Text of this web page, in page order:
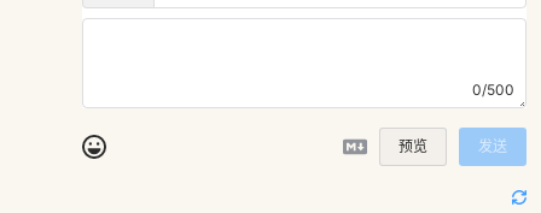
0/500
预览 发送